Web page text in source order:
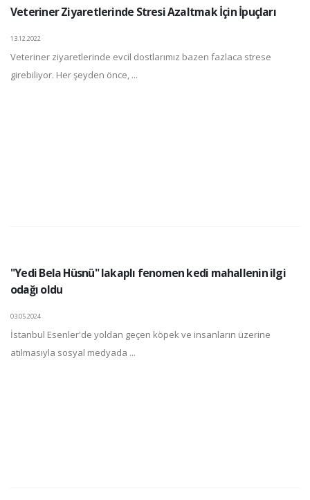
Veteriner Ziyaretlerinde Stresi Azaltmak İçin İpuçları
13.12.2022
Veteriner ziyaretlerinde evcil dostlarımız bazen fazlaca strese
girebiliyor. Her şeyden önce, ...
"Yedi Bela Hüsnü" lakaplı fenomen kedi mahallenin ilgi
odağı oldu
03.05.2024
İstanbul Esenler'de yoldan geçen köpek ve insanların üzerine
atılmasıyla sosyal medyada ...